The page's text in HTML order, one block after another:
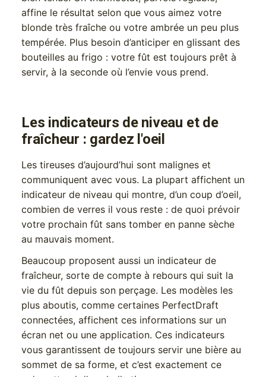
affine le résultat selon que vous aimez votre
blonde très fraîche ou votre ambrée un peu plus
tempérée. Plus besoin d’anticiper en glissant des
bouteilles au frigo : votre fût est toujours prêt à
servir, à la seconde où l’envie vous prend.
Les indicateurs de niveau et de
fraîcheur : gardez l'oeil
Les tireuses d’aujourd’hui sont malignes et
communiquent avec vous. La plupart affichent un
indicateur de niveau qui montre, d’un coup d’oeil,
combien de verres il vous reste : de quoi prévoir
votre prochain fût sans tomber en panne sèche
au mauvais moment.
Beaucoup proposent aussi un indicateur de
fraîcheur, sorte de compte à rebours qui suit la
vie du fût depuis son perçage. Les modèles les
plus aboutis, comme certaines PerfectDraft
connectées, affichent ces informations sur un
écran net ou une application. Ces indicateurs
vous garantissent de toujours servir une bière au
sommet de sa forme, et c’est exactement ce